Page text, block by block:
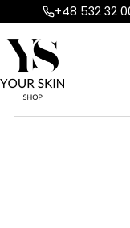
+48 532 32